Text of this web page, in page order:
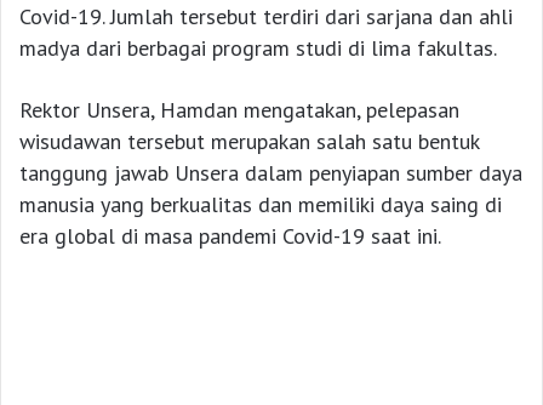
Covid-19. Jumlah tersebut terdiri dari sarjana dan ahli
madya dari berbagai program studi di lima fakultas.
Rektor Unsera, Hamdan mengatakan, pelepasan
wisudawan tersebut merupakan salah satu bentuk
tanggung jawab Unsera dalam penyiapan sumber daya
manusia yang berkualitas dan memiliki daya saing di
era global di masa pandemi Covid-19 saat ini.